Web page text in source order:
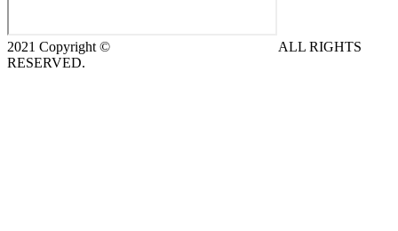
2021 Copyright ©
ALL RIGHTS
RESERVED.